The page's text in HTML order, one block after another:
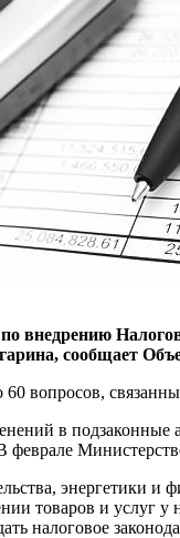
внедрению
сообщает
вопросов,
в
энергетики
товаров и
налоговое